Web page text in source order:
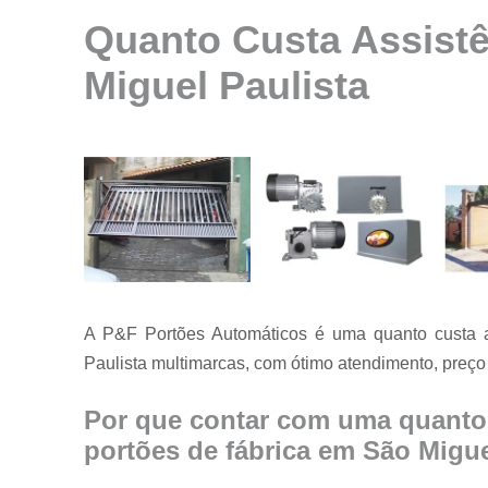
Instalação de
motores para
de motores
Manutenção
de portões
Manutenção
Motores
usados para
portão
portões
Serviço de
Quanto Custa
Miguel Paulista
A P&F Portões Automáticos é uma quanto
Paulista multimarcas, com ótimo atendimento,
Por que contar com uma
portões de fábrica em São